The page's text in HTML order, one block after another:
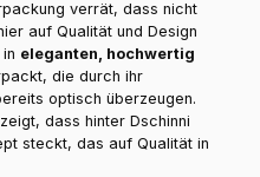
verrät, dass nicht
auf Qualität und Design
eleganten, hochwertig
die durch ihr
optisch überzeugen.
dass hinter Dschinni
steckt, das auf Qualität in